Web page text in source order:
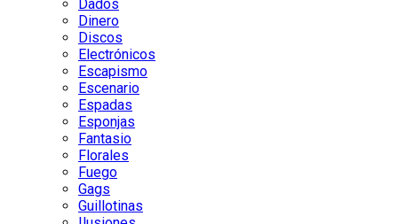
Dados
Dinero
Discos
Electrónicos
Escapismo
Escenario
Espadas
Esponjas
Fantasio
Florales
Fuego
Gags
Guillotinas